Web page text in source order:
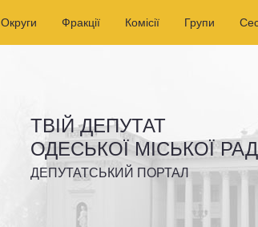
Округи Фракції Комісії Групи
ТВІЙ ДЕПУТАТ
ОДЕСЬКОЇ МІСЬКОЇ
ДЕПУТАТСЬКИЙ ПОРТАЛ